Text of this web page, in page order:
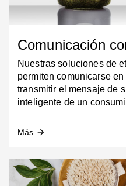
Comunicación
Nuestras soluciones de
permiten comunicarse
transmitir el mensaje de
inteligente de un
Más arrow_forward